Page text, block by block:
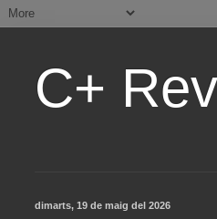
C+
dimarts, 19 de maig del 2026